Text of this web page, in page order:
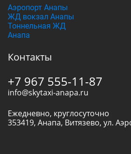
Аэропорт Анапы
ЖД вокзал Анапы
Тоннельная ЖД
Анапа
Контакты
+7 967 555-11-87
info@skytaxi-anapa.ru
Ежедневно, круглосуточно
353419, Анапа, Витязево, ул.